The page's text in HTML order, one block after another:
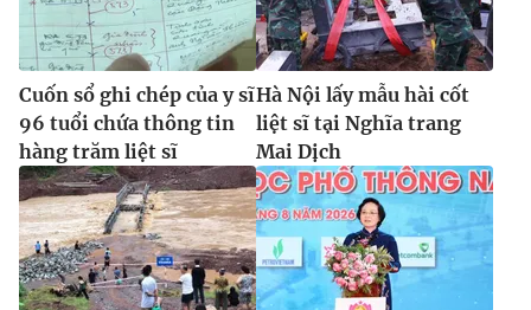
Cuốn sổ ghi chép của y sĩ
96 tuổi chứa thông tin
hàng trăm liệt sĩ
Hà Nội lấy mẫu hài cốt
liệt sĩ tại Nghĩa trang
Mai Dịch